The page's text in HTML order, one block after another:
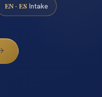
EN · ES Intake